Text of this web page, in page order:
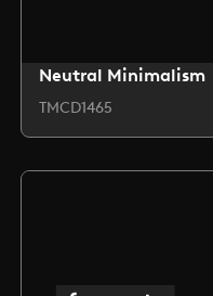
Neutral Minimalism
TMCD1465